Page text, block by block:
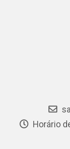
Horário